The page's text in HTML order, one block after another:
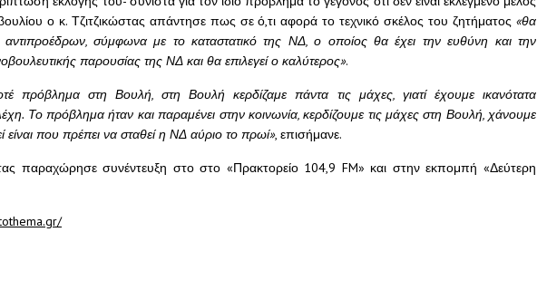
ο κ. Τζιτζικώστας απάντησε πως σε ό,τι αφορά το τεχνικό σκέλος του ζητήματος «θα
αντιπροέδρων, σύμφωνα με το καταστατικό της ΝΔ, ο οποίος θα έχει την ευθύνη και την
παρουσίας της ΝΔ και θα επιλεγεί ο καλύτερος».
πρόβλημα στη Βουλή, στη Βουλή κερδίζαμε πάντα τις μάχες, γιατί έχουμε ικανότατα
Το πρόβλημα ήταν και παραμένει στην κοινωνία, κερδίζουμε τις μάχες στη Βουλή, χάνουμε
είναι που πρέπει να σταθεί η ΝΔ αύριο το πρωί», επισήμανε.
παραχώρησε συνέντευξη στο στο «Πρακτορείο 104,9 FM» και στην εκπομπή «Δεύτερη